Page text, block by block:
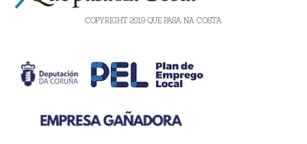
COPYRIGHT 2019 QUE PASA NA COSTA